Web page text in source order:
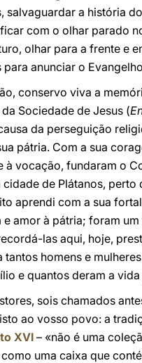
salvaguardar a história
com o olhar parado
olhar para a frente e
para anunciar o
conservo viva a
Sociedade de Jesus (
da perseguição
pátria. Com a sua
à vocação, fundaram o
cidade de Plátanos, perto
aprendi com a sua
e amor à pátria; foram
las aqui, hoje,
tantos homens e
e quantos deram a
sois chamados
ao vosso povo: a
XVI– «não é uma
uma caixa que